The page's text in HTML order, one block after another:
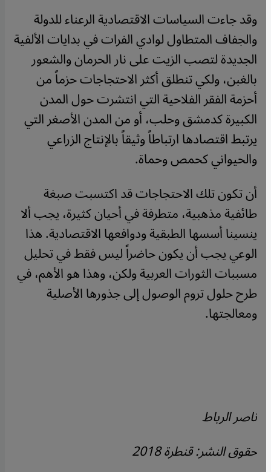
وقد جاءت السياسات الاقتصادية الرعناء للدولة
والجفاف المتطاول لوادي الفرات في بدايات الألفية
الجديدة لتصب الزيت على نار الحرمان والشعور
بالغبن، ولكي تنطلق أكثر الاحتجاجات حزماً من
أحزمة الفقر الفلاحية التي انتشرت حول المدن
الكبيرة كدمشق وحلب، أو من المدن الأصغر التي
يرتبط اقتصادها ارتباطاً وثيقاً بالإنتاج الزراعي
والحيواني كحمص وحماة.
أن تكون تلك الاحتجاجات قد اكتسبت صبغة
طائفية مذهبية، متطرفة في أحيان كثيرة، يجب ألا
ينسينا أسسها الطبقية ودوافعها الاقتصادية. هذا
الوعي يجب أن يكون حاضراً ليس فقط في تحليل
مسببات الثورات العربية ولكن، وهذا هو الأهم، في
طرح حلول تروم الوصول إلى جذورها الأصلية
ومعالجتها.
ناصر الرباط
حقوق النشر: قنطرة 2018